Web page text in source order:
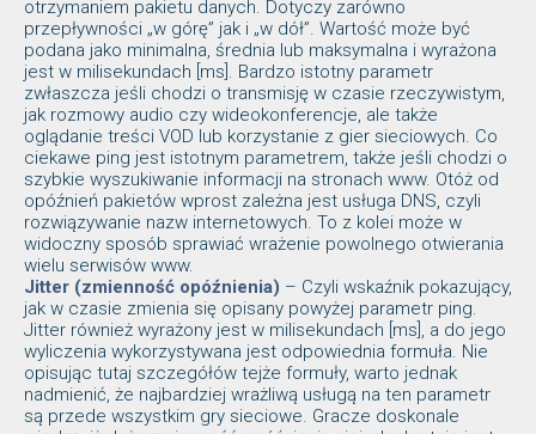
otrzymaniem pakietu danych. Dotyczy zarówno
przepływności „w górę” jak i „w dół”. Wartość może być
podana jako minimalna, średnia lub maksymalna i wyrażona
jest w milisekundach [ms]. Bardzo istotny parametr
zwłaszcza jeśli chodzi o transmisję w czasie rzeczywistym,
jak rozmowy audio czy wideokonferencje, ale także
oglądanie treści VOD lub korzystanie z gier sieciowych. Co
ciekawe ping jest istotnym parametrem, także jeśli chodzi o
szybkie wyszukiwanie informacji na stronach www. Otóż od
opóźnień pakietów wprost zależna jest usługa DNS, czyli
rozwiązywanie nazw internetowych. To z kolei może w
widoczny sposób sprawiać wrażenie powolnego otwierania
wielu serwisów www.
Jitter (zmienność opóźnienia) – Czyli wskaźnik pokazujący,
jak w czasie zmienia się opisany powyżej parametr ping.
Jitter również wyrażony jest w milisekundach [ms], a do jego
wyliczenia wykorzystywana jest odpowiednia formuła. Nie
opisując tutaj szczegółów tejże formuły, warto jednak
nadmienić, że najbardziej wrażliwą usługą na ten parametr
są przede wszystkim gry sieciowe. Gracze doskonale